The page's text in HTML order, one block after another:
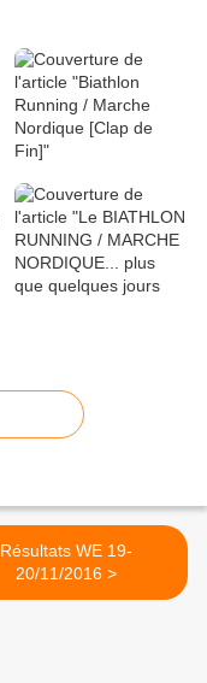
Résultats WE 19-
20/11/2016 >